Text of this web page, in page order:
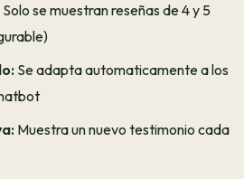
Solo se muestran reseñas de 4 y 5
Se adapta automaticamente a los
Muestra un nuevo testimonio cada